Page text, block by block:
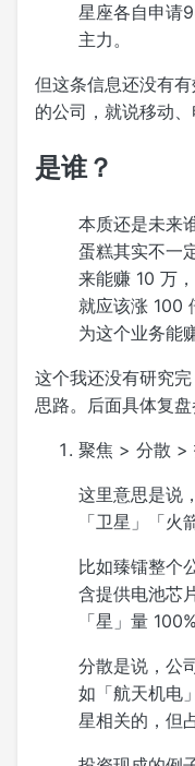
星座各自申请
主力。
但这条信息还没有
的公司，就说移动
是谁？
本质还是未来
蛋糕其实不一
来能赚 10 万
就应该涨 100
为这个业务能
这个我还没有研究
思路。后面具体复盘
聚焦 > 分散 >
这里意思是说
「卫星」「火
比如臻镭整个
含提供电池芯
「星」量 100%
分散是说，公
如「航天机电
星相关的，但